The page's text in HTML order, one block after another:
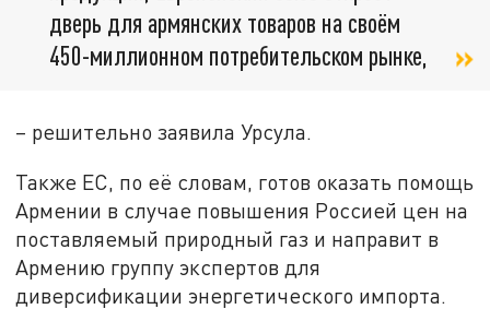
дверь для армянских товаров на своём
450-миллионном потребительском рынке,
– решительно заявила Урсула.
Также ЕС, по её словам, готов оказать помощь
Армении в случае повышения Россией цен на
поставляемый природный газ и направит в
Армению группу экспертов для
диверсификации энергетического импорта.